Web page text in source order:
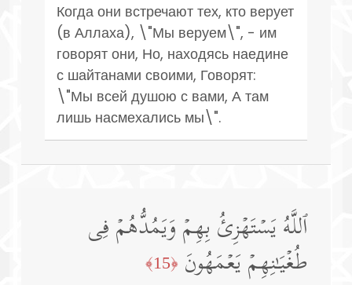
Когда они встречают тех, кто верует
(в Аллаха), \"Мы веруем\", - им
говорят они, Но, находясь наедине
с шайтанами своими, Говорят:
\"Мы всей душою с вами, А там
лишь насмехались мы\".
ٱللَّهُ یَسۡتَهۡزِئُ بِهِمۡ وَیَمُدُّهُمۡ فِی
طُغۡیَـٰنِهِمۡ یَعۡمَهُونَ ﴿15﴾